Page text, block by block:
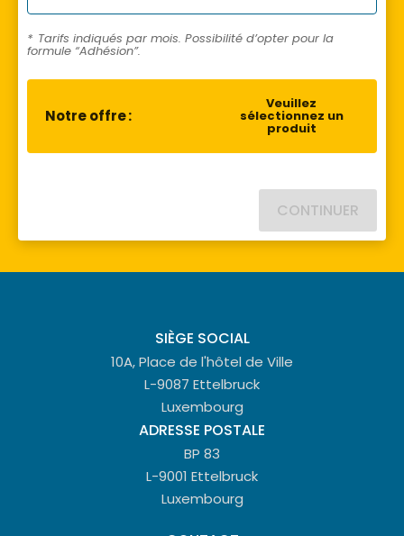
* Tarifs indiqués par mois. Possibilité d’opter pour la
formule “Adhésion”.
Notre offre :
Veuillez
sélectionnez un
produit
CONTINUER
SIÈGE SOCIAL
10A, Place de l'hôtel de Ville
L-9087 Ettelbruck
Luxembourg
ADRESSE POSTALE
BP 83
L-9001 Ettelbruck
Luxembourg